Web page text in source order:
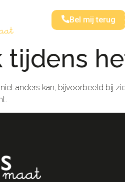
Bel mij terug
tijdens
anders kan, bijvoorbeeld bij